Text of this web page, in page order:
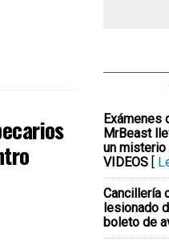
Exámenes
MrBeast
un misterio
VIDEOS [
Cancillería
lesionado
boleto de